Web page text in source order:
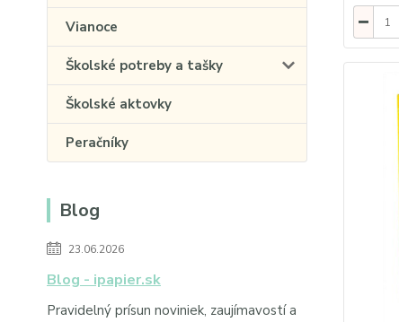
Vianoce
Školské potreby a tašky
Školské aktovky
Peračníky
Blog
23.06.2026
Blog - ipapier.sk
Pravidelný prísun noviniek, zaujímavostí a